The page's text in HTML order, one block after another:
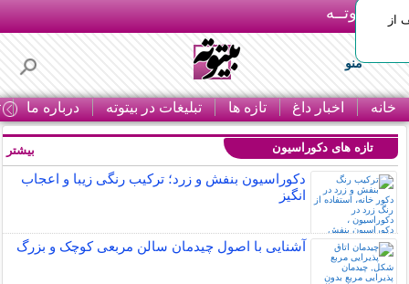
بـیتوتــه
منو
خانه اخبار داغ تازه ها تبلیغات در بیتوته درباره ما
تخفیف از
تازه های دکوراسیون
دکوراسیون بنفش و زرد؛ ترکیب رنگی زیبا و اعجاب
انگیز
آشنایی با اصول چیدمان سالن مربعی کوچک و بزرگ
بیشتر